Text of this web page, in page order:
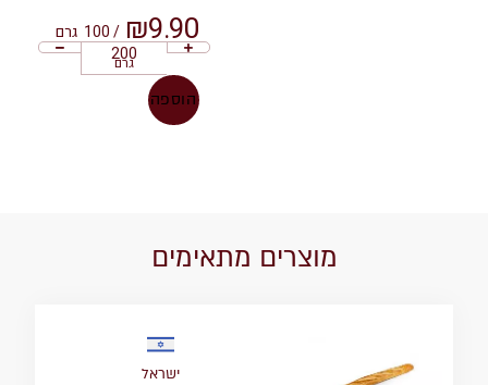
₪9.90
/ 100 גרם
גרם
הוספה
מוצרים מתאימים
ישראל